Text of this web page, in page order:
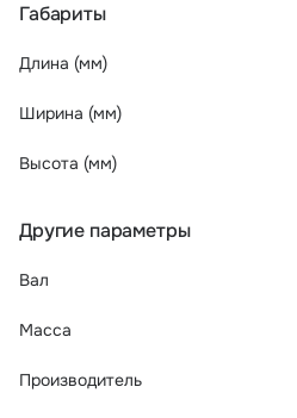
Габариты
Длина (мм)
Ширина (мм)
Высота (мм)
Другие параметры
Вал
Масса
Производитель